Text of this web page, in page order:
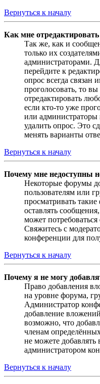
Вернуться к началу
Как мне
Так же, как и
только их
администраторами.
перейдите к
опрос всегда связан
проголосовать, то
отредактировать
если кто-то уже
или администраторы
удалить опрос. Это
менять варианты
Вернуться к началу
Почему мне недоступны
Некоторые форумы
пользователям или
просматривать
оставлять
может
Свяжитесь с
конференции для
Вернуться к началу
Почему я не могу
Право добавления
на уровне форума,
Администратор
добавление
возможно, что
членам
не можете добавлять
администратором
Вернуться к началу